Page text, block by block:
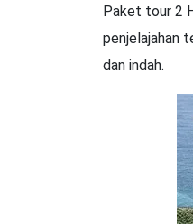
Paket tour 2
penjelajahan
dan indah.